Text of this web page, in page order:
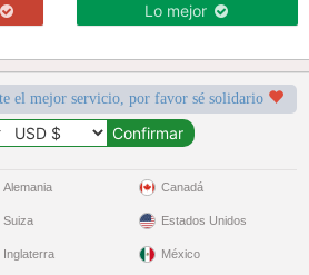
Lo mejor
el mejor servicio, por favor sé solidario
Alemania
Suiza
Inglaterra
Canadá
Estados Unidos
México